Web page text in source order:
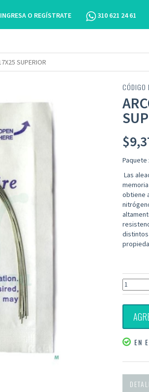
INGRESA O REGÍSTRATE 310 621 24 61
SUPERIOR
CÓDIGO
$
Paquete
Las
obtiene
distintos
EN